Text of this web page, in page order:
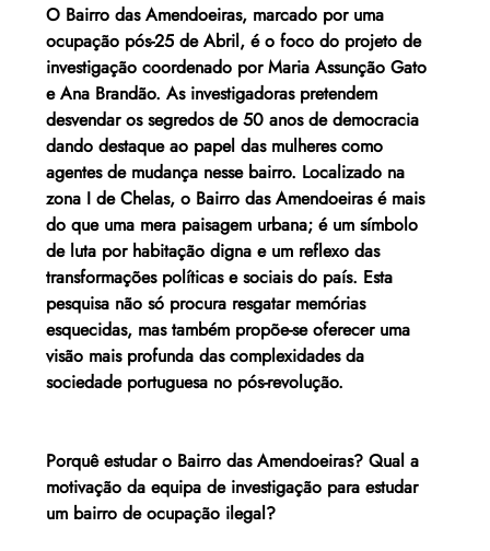
O Bairro das Amendoeiras, marcado por uma
ocupação pós-25 de Abril, é o foco do projeto de
investigação coordenado por Maria Assunção Gato
e Ana Brandão. As investigadoras pretendem
desvendar os segredos de 50 anos de democracia
dando destaque ao papel das mulheres como
agentes de mudança nesse bairro. Localizado na
zona I de Chelas, o Bairro das Amendoeiras é mais
do que uma mera paisagem urbana; é um símbolo
de luta por habitação digna e um reflexo das
transformações políticas e sociais do país. Esta
pesquisa não só procura resgatar memórias
esquecidas, mas também propõe-se oferecer uma
visão mais profunda das complexidades da
sociedade portuguesa no pós-revolução.
Porquê estudar o Bairro das Amendoeiras? Qual a
motivação da equipa de investigação para estudar
um bairro de ocupação ilegal?